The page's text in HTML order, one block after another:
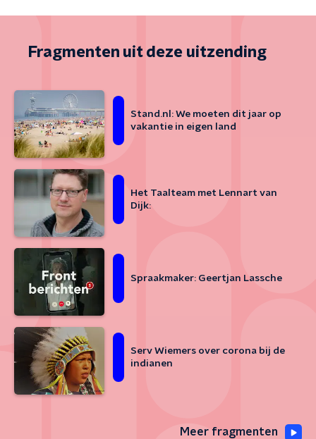
Fragmenten uit deze uitzending
Stand.nl: We moeten dit jaar op
vakantie in eigen land
Het Taalteam met Lennart van
Dijk:
Spraakmaker: Geertjan Lassche
Serv Wiemers over corona bij de
indianen
Meer fragmenten